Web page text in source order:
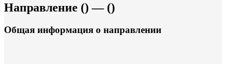
Направление () — ()
Общая информация о направлении